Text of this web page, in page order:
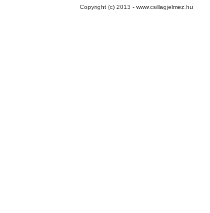
Copyright (c) 2013 - www.csillagjelmez.hu